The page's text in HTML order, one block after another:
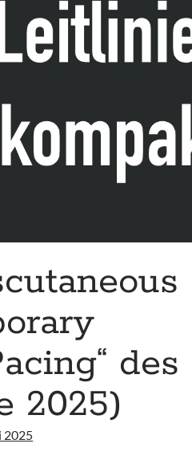
Patients
the
IAEM
des
2025)
2025